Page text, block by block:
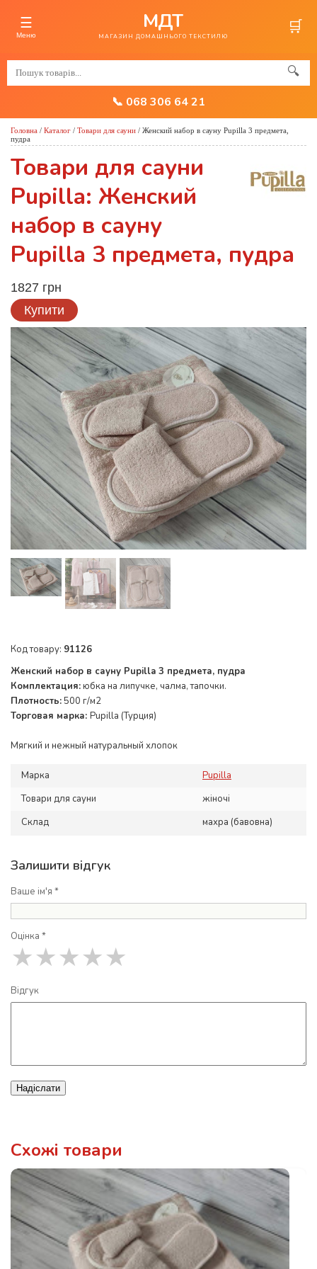
☰
Меню
МДТ
МАГАЗИН ДОМАШНЬОГО ТЕКСТИЛЮ 🛒
🔍
📞 068 306 64 21
Головна / Каталог / Товари для сауни / Женский набор в сауну Pupilla 3 предмета,
пудра
Товари для сауни
Pupilla: Женский
набор в сауну
Pupilla 3 предмета, пудра
1827 грн
Купити
Код товару: 91126
Женский набор в сауну Pupilla 3 предмета, пудра
Комплектация:юбка на липучке, чалма, тапочки.
Плотность:500 г/м2
Торговая марка: Pupilla (Турция)
Мягкий и нежный натуральный хлопок
Марка
Pupilla
Товари для сауни
жіночі
Склад
махра (бавовна)
Залишити відгук
Ваше ім'я *
Оцінка *
★
★
★
★
★
Відгук
Надіслати
Схожі товари